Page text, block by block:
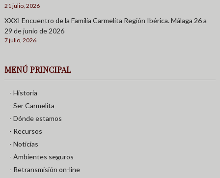
21 julio, 2026
XXXI Encuentro de la Familia Carmelita Región Ibérica. Málaga 26 a
29 de junio de 2026
7 julio, 2026
MENÚ PRINCIPAL
- Historia
- Ser Carmelita
- Dónde estamos
- Recursos
- Noticias
- Ambientes seguros
- Retransmisión on-line